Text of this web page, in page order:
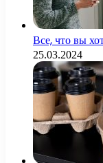
Все, что вы
25.03.2024